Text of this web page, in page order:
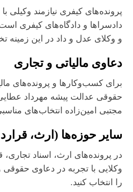
پرونده‌های کیفری نیازمند وکیلی با
دادسراها و دادگاه‌های کیفری
و وکلای عدل و داد در این زمینه
دعاوی مالیاتی و تجاری
برای کسب‌وکارها و پرونده‌های
حقوقی عدالت پیشه مهرداد
مجتبی امین‌زاده انتخاب‌های
سایر حوزه‌ها (ارث،
در پرونده‌های ارث، اسناد تجاری،
وکلایی با تجربه در دعاوی
را انتخاب کنید.